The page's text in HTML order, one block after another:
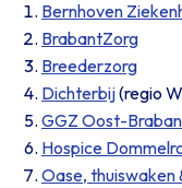
Bernhoven
BrabantZorg
Breederzorg
Dichterbij(regio
GGZ Oost-
Hospice
Oase, thuiswaken